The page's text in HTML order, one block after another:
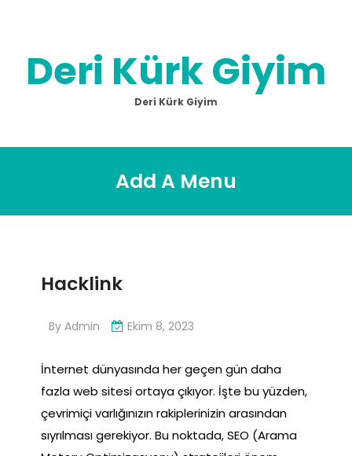
Deri Kürk Giyim
Deri Kürk Giyim
Add A Menu
Hacklink
By Admin Ekim 8, 2023
İnternet dünyasında her geçen gün daha
fazla web sitesi ortaya çıkıyor. İşte bu yüzden,
çevrimiçi varlığınızın rakiplerinizin arasından
sıyrılması gerekiyor. Bu noktada, SEO (Arama